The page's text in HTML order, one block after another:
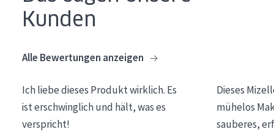
Reinigung
Essentials
Lift+
Expert
Kunden
Alle Bewertungen anzeigen
Ich liebe dieses Produkt wirklich. Es
ist erschwinglich und hält, was es
verspricht!
Dieses
mühelos
sauberes,